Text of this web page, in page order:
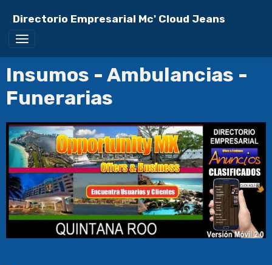
Directorio Empresarial Mc' Cloud Jeans
Insumos - Ambulancias -
Funerarias